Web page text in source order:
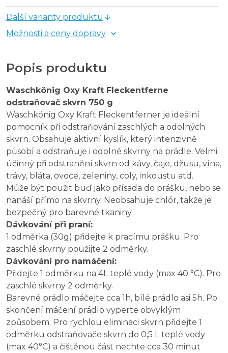
Další varianty produktu
Možnosti a ceny dopravy
Popis produktu
Waschkönig Oxy Kraft Fleckentferne
odstraňovač skvrn 750 g
Waschkönig Oxy Kraft Fleckentferner je ideální
pomocník při odstraňování zaschlých a odolných
skvrn. Obsahuje aktivní kyslík, který intenzivně
působí a odstraňuje i odolné skvrny na prádle. Velmi
účinný při odstranění skvrn od kávy, čaje, džusu, vína,
trávy, bláta, ovoce, zeleniny, coly, inkoustu atd.
Může být použit buď jako přísada do prášku, nebo se
nanáší přímo na skvrny. Neobsahuje chlór, takže je
bezpečný pro barevné tkaniny.
Dávkování při praní:
1 odměrka (30g) přidejte k pracímu prášku. Pro
zaschlé skvrny použijte 2 odměrky.
Dávkování pro namáčení:
Přidejte 1 odměrku na 4L teplé vody (max 40 °C). Pro
zaschlé skvrny 2 odměrky.
Barevné prádlo máčejte cca 1h, bílé prádlo asi 5h. Po
skončení máčení prádlo vyperte obvyklým
způsobem. Pro rychlou eliminaci skvrn přidejte 1
odměrku odstraňovače skvrn do 0,5 L teplé vody
(max 40°C) a čištěnou část nechte cca 30 minut